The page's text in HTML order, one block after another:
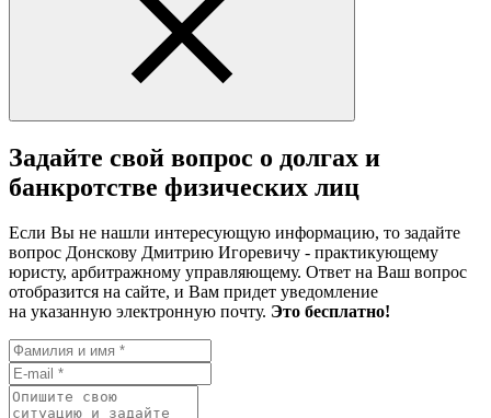
Задайте свой вопрос о долгах и
банкротстве физических лиц
Если Вы не нашли интересующую информацию, то задайте
вопрос Донскову Дмитрию Игоревичу - практикующему
юристу, арбитражному управляющему. Ответ на Ваш вопрос
отобразится на сайте, и Вам придет уведомление
на указанную электронную почту. Это бесплатно!